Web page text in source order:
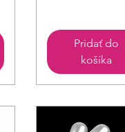
Pridať do
košíka